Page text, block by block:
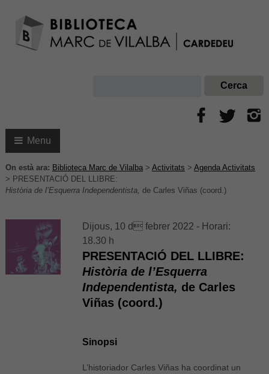
Menu
On està ara: Biblioteca Marc de Vilalba> Activitats > Agenda Activitats
> PRESENTACIÓ DEL LLIBRE:
Història de l’Esquerra Independentista, de Carles Viñas (coord.)
Dijous, 10 d febrer 2022 - Horari:
18.30 h
PRESENTACIÓ DEL LLIBRE:
Història de l’Esquerra
Independentista, de Carles
Viñas (coord.)
Sinopsi
L’historiador Carles Viñas ha coordinat un